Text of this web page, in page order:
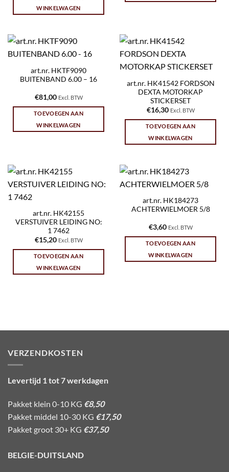
WINKELWAGEN
art.nr. HKTF9090
BUITENBAND 6.00 – 16
€81,00 Excl. BTW
TOEVOEGEN AAN
WINKELWAGEN
art.nr. HK41542 FORDSON
DEXTA MOTORKAP
STICKERSET
€16,30 Excl. BTW
TOEVOEGEN AAN
WINKELWAGEN
art.nr. HK42155
VERSTUIVER LEIDING NO:
1 7462
€15,20 Excl. BTW
TOEVOEGEN AAN
WINKELWAGEN
art.nr. HK184273
ACHTERWIELMOER 5/8
€3,60 Excl. BTW
TOEVOEGEN AAN
WINKELWAGEN
VERZENDKOSTEN
Levertijd 1 tot 7 werkdagen
Pakket klein 0-10 KG €8,50
Pakket middel 10-30 KG €17,50
Pakket groot 30+ KG €37,50
BELGIE-DUITSLAND